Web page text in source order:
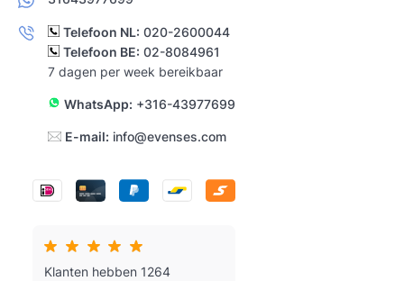
Telefoon NL: 020-2600044
Telefoon BE: 02-8084961
7 dagen per week bereikbaar
WhatsApp: +316-43977699
E-mail: info@evenses.com
Klanten hebben 1264